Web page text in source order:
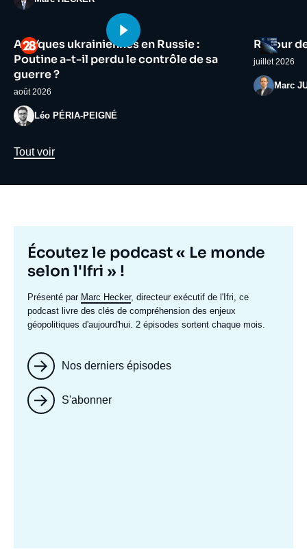
Logo
Image
principale
médiatique
Attaques ukrainiennes en Russie :
Poutine a-t-il perdu le contrôle de sa
guerre ?
août 2026
PhotoLéo PÉRIA-PEIGNÉ
Logo
Image
principale
Retour
juillet 2026
PhotoMarc
Lien
Tout voir
Titre
mis
en
avant
Écoutez le podcast « Le monde
selon l'Ifri » !
Texte
accroche
Présenté par Marc Hecker, directeur exécutif de l'Ifri, ce
podcast livre des clés de compréhension des enjeux
géopolitiques d'aujourd'hui. 2 épisodes sortent chaque mois.
Nos derniers épisodes
S'abonner